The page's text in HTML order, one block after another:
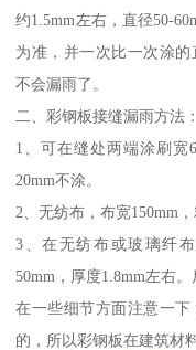
约1.5mm左右，直径50-
为准，并一次比一次涂
不会漏雨了。
二、彩钢板接缝漏雨方法：
1、可在缝处两端涂刷宽
20mm不涂。
2、无纺布，布宽150mm
3、在无纺布或玻璃纤
50mm，厚度1.8mm左右
在一些细节方面注意一
的，所以彩钢板在建筑材